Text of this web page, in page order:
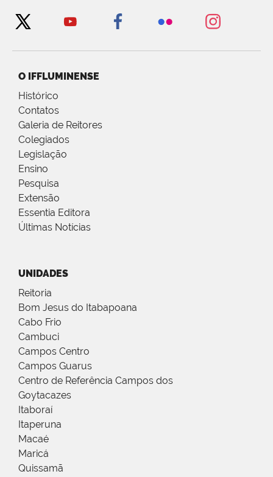
O IFFLUMINENSE
Histórico
Contatos
Galeria de Reitores
Colegiados
Legislação
Ensino
Pesquisa
Extensão
Essentia Editora
Últimas Notícias
UNIDADES
Reitoria
Bom Jesus do Itabapoana
Cabo Frio
Cambuci
Campos Centro
Campos Guarus
Centro de Referência Campos dos
Goytacazes
Itaboraí
Itaperuna
Macaé
Maricá
Quissamã